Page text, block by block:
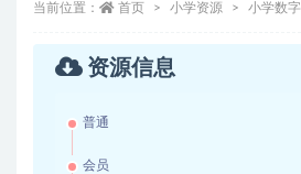
当前位置： 首页 小学资源 小学数字
资源信息
普通
会员